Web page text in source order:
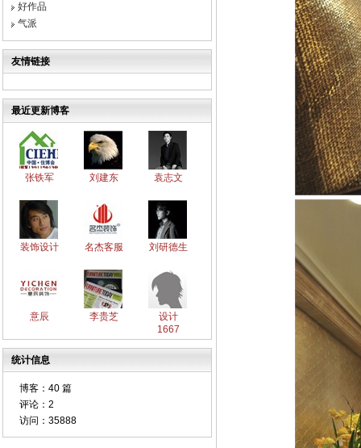
好作品
气派
友情链接
最近更新博客
张铁军 刘建东 袁志文
装饰设计 名杰客服 刘研德生
意辰 李贵芝
设计
1667
统计信息
博客： 40 篇
评论： 2
访问： 35888